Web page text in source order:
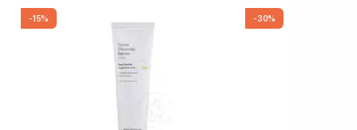
-15% -30%